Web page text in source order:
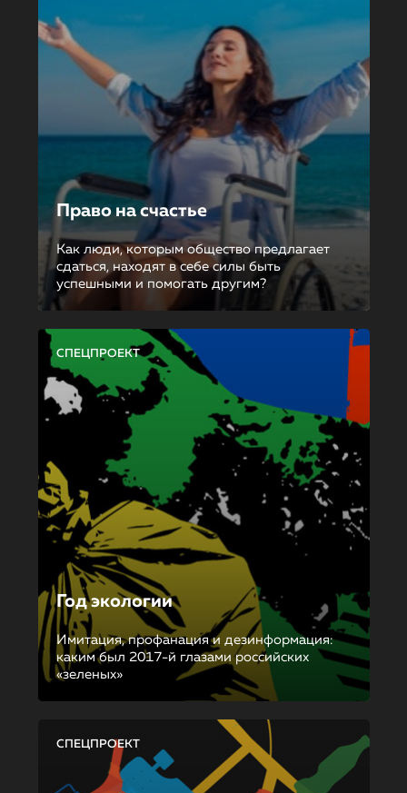
Право на счастье
Как люди, которым общество предлагает
сдаться, находят в себе силы быть
успешными и помогать другим?
СПЕЦПРОЕКТ
Год экологии
Имитация, профанация и дезинформация:
каким был 2017-й глазами российских
«зеленых»
СПЕЦПРОЕКТ